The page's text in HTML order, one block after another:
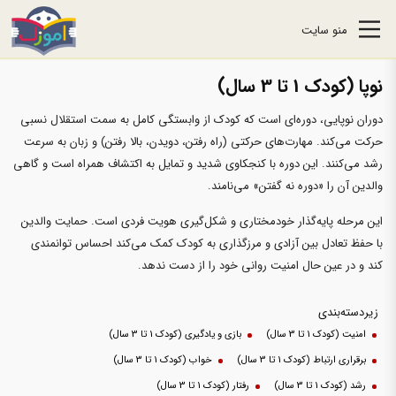
منو سایت
نوپا (کودک 1 تا 3 سال)
دوران نوپایی، دوره‌ای است که کودک از وابستگی کامل به سمت استقلال نسبی
حرکت می‌کند. مهارت‌های حرکتی (راه رفتن، دویدن، بالا رفتن) و زبان به سرعت
رشد می‌کنند. این دوره با کنجکاوی شدید و تمایل به اکتشاف همراه است و گاهی
والدین آن را «دوره نه گفتن» می‌نامند.
این مرحله پایه‌گذار خودمختاری و شکل‌گیری هویت فردی است. حمایت والدین
با حفظ تعادل بین آزادی و مرزگذاری به کودک کمک می‌کند احساس توانمندی
کند و در عین حال امنیت روانی خود را از دست ندهد.
زیردسته‌بندی
امنیت (کودک 1 تا 3 سال)
بازی و یادگیری (کودک 1 تا 3 سال)
برقراری ارتباط (کودک 1 تا 3 سال)
خواب (کودک 1 تا 3 سال)
رشد (کودک 1 تا 3 سال)
رفتار (کودک 1 تا 3 سال)